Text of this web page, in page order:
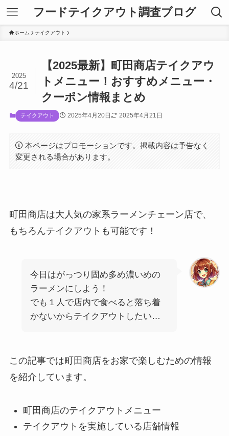
フードテイクアウト調査ブログ
ホーム テイクアウト
【2025最新】町田商店テイクアウ
トメニュー！おすすめメニュー・
クーポン情報まとめ
2025
4/21
テイクアウト 2025年4月20日 2025年4月21日
本ページはプロモーションです。掲載内容は予告なく
変更される場合があります。
町田商店は大人気の家系ラーメンチェーン店で、
もちろんテイクアウトも可能です！
今日はがっつり固め多め濃いめの
ラーメンにしよう！
でも１人で店内で食べると落ち着
かないからテイクアウトしたい…
この記事では町田商店をお家で楽しむための情報
を紹介しています。
町田商店のテイクアウトメニュー
テイクアウトを実施している店舗情報